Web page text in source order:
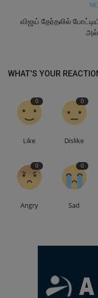
விஜய் தேர்தலில்
WHAT'S YOUR
0
Like
0
Dislike
0
Angry
0
Sad